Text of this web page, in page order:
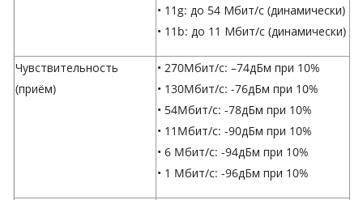
• 11g: до 54 Мбит/с (динамически)
• 11b: до 11 Мбит/с (динамически)
Чувствительность
(приём)
• 270Mбит/с: –74дБм при 10%
• 130Mбит/с: -76дБм при 10%
• 54Mбит/с: -78дБм при 10%
• 11Mбит/с: -90дБм при 10%
• 6 Mбит/с: -94дБм при 10%
• 1 Mбит/с: -96дБм при 10%